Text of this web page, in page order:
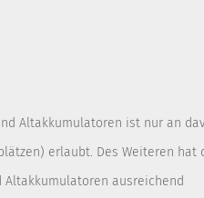
Altakkumulatoren ist nur an
erlaubt. Des Weiteren hat
ausreichend